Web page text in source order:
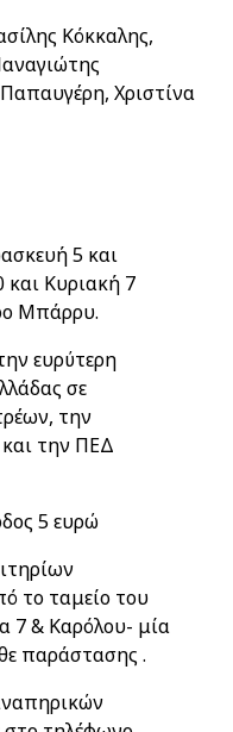
Κόκκαλης,
Χριστίνα
5 και
και Κυριακή 7
Μπάρρυ.
ευρύτερη
σε
την
και την ΠΕΔ
5 ευρώ
το ταμείο του
7 & Καρόλου- μία
παράστασης .